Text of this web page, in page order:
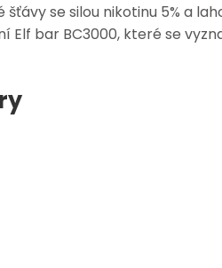
šťávy se silou nikotinu 5% a
bar BC3000, které se